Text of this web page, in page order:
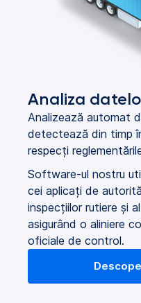
Analiza
Analizează automat
detectează din timp
respecți
Software-ul nostru
cei aplicați de
inspecțiilor rutiere și
asigurând o aliniere
oficiale de control.